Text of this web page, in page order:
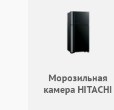
Морозильная
камера HITACHI